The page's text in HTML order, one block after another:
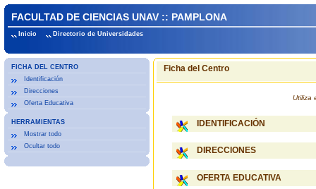
FACULTAD DE CIENCIAS UNAV :: PAMPLONA
Inicio Directorio de Universidades
FICHA DEL CENTRO
Identificación
Direcciones
Oferta Educativa
HERRAMIENTAS
Mostrar todo
Ocultar todo
Ficha del Centro
Utiliza
IDENTIFICACIÓN
DIRECCIONES
OFERTA EDUCATIVA